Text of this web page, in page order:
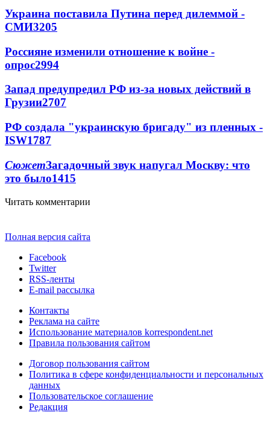
Украина поставила Путина перед дилеммой -
СМИ3205
Россияне изменили отношение к войне -
опрос2994
Запад предупредил РФ из-за новых действий в
Грузии2707
РФ создала "украинскую бригаду" из пленных -
ISW1787
СюжетЗагадочный звук напугал Москву: что
это было1415
Читать комментарии
Полная версия сайта
Facebook
Twitter
RSS-ленты
E-mail рассылка
Контакты
Реклама на сайте
Использование материалов korrespondent.net
Правила пользования сайтом
Договор пользования сайтом
Политика в сфере конфиденциальности и персональных
данных
Пользовательское соглашение
Редакция